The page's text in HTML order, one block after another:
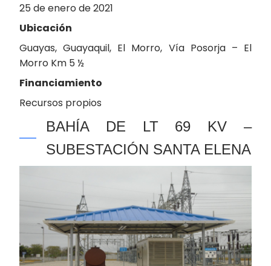
25 de enero de 2021
Ubicación
Guayas, Guayaquil, El Morro, Vía Posorja – El
Morro Km 5 ½
Financiamiento
Recursos propios
BAHÍA DE LT 69 KV –
SUBESTACIÓN SANTA ELENA